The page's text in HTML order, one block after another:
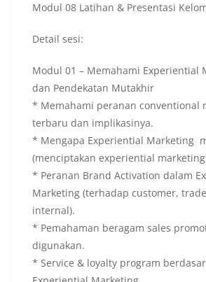
Modul 08 Latihan & Presentasi
Detail sesi:
Modul 01 – Memahami Experiential
dan Pendekatan Mutakhir
* Memahami peranan conventional
terbaru dan implikasinya.
* Mengapa Experiential Marketing
(menciptakan experiential
* Peranan Brand Activation dalam
Marketing (terhadap customer,
internal).
* Pemahaman beragam sales
digunakan.
* Service & loyalty program